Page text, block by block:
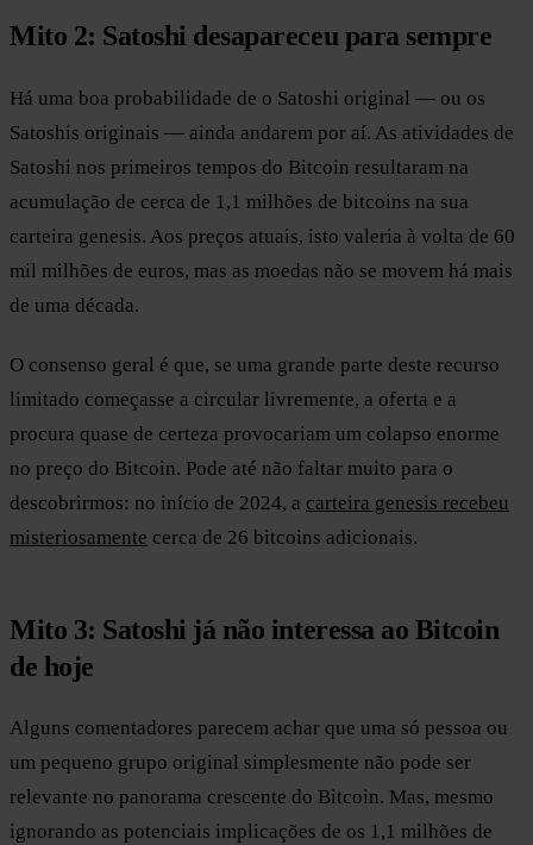
Mito 2: Satoshi desapareceu para sempre
Há uma boa probabilidade de o Satoshi original — ou os
Satoshis originais — ainda andarem por aí. As atividades de
Satoshi nos primeiros tempos do Bitcoin resultaram na
acumulação de cerca de 1,1 milhões de bitcoins na sua
carteira genesis. Aos preços atuais, isto valeria à volta de 60
mil milhões de euros, mas as moedas não se movem há mais
de uma década.
O consenso geral é que, se uma grande parte deste recurso
limitado começasse a circular livremente, a oferta e a
procura quase de certeza provocariam um colapso enorme
no preço do Bitcoin. Pode até não faltar muito para o
descobrirmos: no início de 2024, a carteira genesis recebeu
misteriosamente cerca de 26 bitcoins adicionais.
Mito 3: Satoshi já não interessa ao Bitcoin
de hoje
Alguns comentadores parecem achar que uma só pessoa ou
um pequeno grupo original simplesmente não pode ser
relevante no panorama crescente do Bitcoin. Mas, mesmo
ignorando as potenciais implicações de os 1,1 milhões de